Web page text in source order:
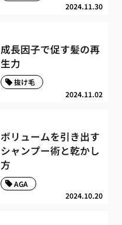
2024.11.30
成長因子で促す髪の再
生力
2024.11.02
抜け毛
ボリュームを引き出す
シャンプー術と乾かし
方
2024.10.20
AGA